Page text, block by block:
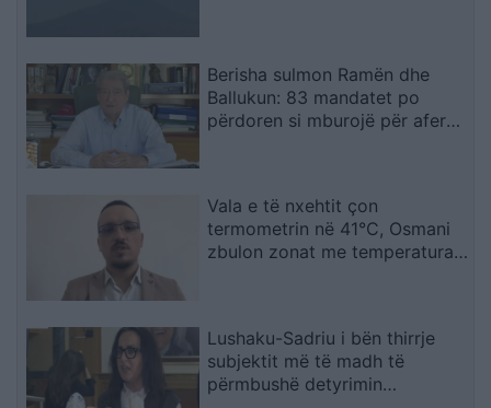
Berisha sulmon Ramën dhe
Ballukun: 83 mandatet po
përdoren si mburojë për aferat
Vala e të nxehtit çon
termometrin në 41°C, Osmani
zbulon zonat me temperaturat
Lushaku-Sadriu i bën thirrje
subjektit më të madh të
përmbushë detyrimin